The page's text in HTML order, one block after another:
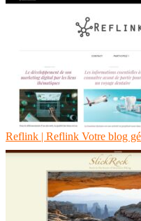
Reflink | Reflink Votre blog